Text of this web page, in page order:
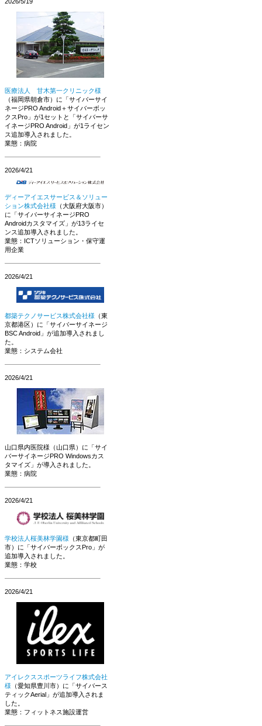
医療法人 甘木第一クリニック様
（福岡県朝倉市）に「サイバーサイ
ネージPRO Android＋サイバーボッ
クスPro」が1セットと「サイバーサ
イネージPRO Android」が1ライセン
ス追加導入されました。
業態：病院
2026/4/21
ディーアイエスサービス＆ソリュー
ション株式会社様 （大阪府大阪市）
に「サイバーサイネージPRO
Androidカスタマイズ」が13ライセ
ンス追加導入されました。
業態：ICTソリューション・保守運
用企業
2026/4/21
都築テクノサービス株式会社様 （東
京都港区）に「サイバーサイネージ
BSC Android」が追加導入されまし
た。
業態：システム会社
2026/4/21
山口県内医院様（山口県）に「サイ
バーサイネージPRO Windowsカス
タマイズ」が導入されました。
業態：病院
2026/4/21
学校法人桜美林学園様 （東京都町田
市）に「サイバーボックスPro」が
追加導入されました。
業態：学校
2026/4/21
アイレクススポーツライフ株式会社
様 （愛知県豊川市）に「サイバース
ティックAerial」が追加導入されま
した。
業態：フィットネス施設運営